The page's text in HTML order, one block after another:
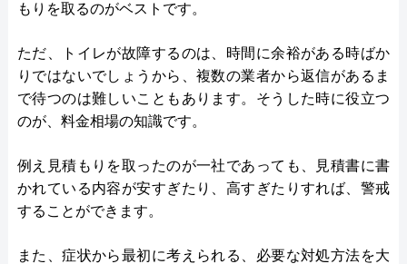
もりを取るのがベストです。
ただ、トイレが故障するのは、時間に余裕がある時ばか
りではないでしょうから、複数の業者から返信があるま
で待つのは難しいこともあります。そうした時に役立つ
のが、料金相場の知識です。
例え見積もりを取ったのが一社であっても、見積書に書
かれている内容が安すぎたり、高すぎたりすれば、警戒
することができます。
また、症状から最初に考えられる、必要な対処方法を大